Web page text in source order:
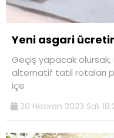
Yeni asgari
Geçiş yapacak
alternatif tatil rotaları
içe
20 Haziran 2023 Salı